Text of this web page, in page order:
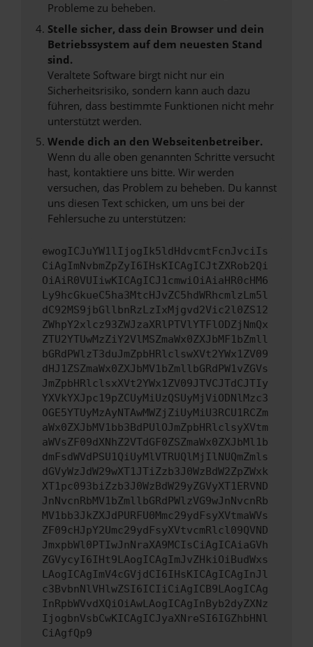
Probleme zu beheben.
Stelle sicher, dass dein Browser und dein
Betriebssystem auf dem neuesten Stand
sind.
Veraltete Software birgt nicht nur ein
Sicherheitsrisiko, sondern kann auch dazu
führen, dass bestimmte Funktionen nicht mehr
unterstützt werden.
Wende dich an den Webseitenbetreiber.
Wenn du alle oben genannten Schritte versucht
hast, kontaktiere uns bitte. Wir werden
versuchen, das Problem zu beheben. Du kannst
uns diesen Text schicken, um uns bei der
Fehlersuche zu unterstützen:
ewogICJuYW1lIjogIk5ldHdvcmtFcnJvciIs
CiAgImNvbmZpZyI6IHsKICAgICJtZXRob2Qi
OiAiR0VUIiwKICAgICJ1cmwiOiAiaHR0cHM6
Ly9hcGkueC5ha3MtcHJvZC5hdWRhcmlzLm5l
dC92MS9jbGllbnRzLzIxMjgvd2Vic2l0ZS12
ZWhpY2xlcz93ZWJzaXRlPTVlYTFlODZjNmQx
ZTU2YTUwMzZiY2VlMSZmaWx0ZXJbMF1bZmll
bGRdPWlzT3duJmZpbHRlclswXVt2YWx1ZV09
dHJ1ZSZmaWx0ZXJbMV1bZmllbGRdPW1vZGVs
JmZpbHRlclsxXVt2YWx1ZV09JTVCJTdCJTIy
YXVkYXJpc19pZCUyMiUzQSUyMjViODNlMzc3
OGE5YTUyMzAyNTAwMWZjZiUyMiU3RCU1RCZm
aWx0ZXJbMV1bb3BdPUlOJmZpbHRlclsyXVtm
aWVsZF09dXNhZ2VTdGF0ZSZmaWx0ZXJbMl1b
dmFsdWVdPSU1QiUyMlVTRUQlMjIlNUQmZmls
dGVyWzJdW29wXT1JTiZzb3J0WzBdW2ZpZWxk
XT1pc093biZzb3J0WzBdW29yZGVyXT1ERVND
JnNvcnRbMV1bZmllbGRdPWlzVG9wJnNvcnRb
MV1bb3JkZXJdPURFU0Mmc29ydFsyXVtmaWVs
ZF09cHJpY2Umc29ydFsyXVtvcmRlcl09QVND
JmxpbWl0PTIwJnNraXA9MCIsCiAgICAiaGVh
ZGVycyI6IHt9LAogICAgImJvZHkiOiBudWxs
LAogICAgImV4cGVjdCI6IHsKICAgICAgInJl
c3BvbnNlVHlwZSI6ICIiCiAgICB9LAogICAg
InRpbWVvdXQiOiAwLAogICAgInByb2dyZXNz
IjogbnVsbCwKICAgICJyaXNreSI6IGZhbHNl
CiAgfQp9